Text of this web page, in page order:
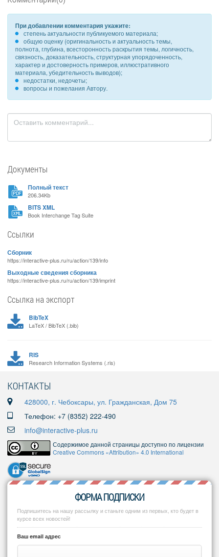
При добавлении комментария укажите:
степень актуальности публикуемого материала;
общую оценку (оригинальность и актуальность темы,
полнота, глубина, всесторонность раскрытия темы, логичность,
связность, доказательность, структурная упорядоченность,
характер и достоверность примеров, иллюстративного
материала, убедительность выводов);
недостатки, недочеты;
вопросы и пожелания Автору.
Документы
Полный текст
206.34Kb
BITS XML
Book Interchange Tag Suite
Ссылки
Сборник
https://interactive-plus.ru/ru/action/139/info
Выходные сведения сборника
https://interactive-plus.ru/ru/action/139/imprint
Ссылка на экспорт
BibTeX
LaTeX / BibTeX (.bib)
RIS
Research Information Systems (.ris)
КОНТАКТЫ
428000, г. Чебоксары, ул. Гражданская, Дом 75
Телефон: +7 (8352) 222-490
info@interactive-plus.ru
Содержимое данной страницы доступно по лицензии
Creative Commons «Attribution» 4.0 International
ФОРМА ПОДПИСКИ
Подпишитесь на нашу рассылку и станьте одним из первых, кто будет в
курсе всех новостей!
Ваш email адрес